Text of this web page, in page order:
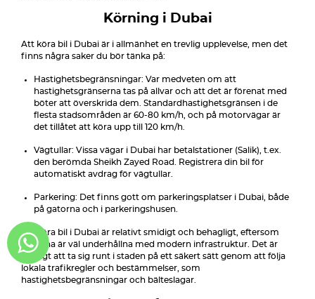
Körning i Dubai
Att köra bil i Dubai är i allmänhet en trevlig upplevelse, men det
finns några saker du bör tänka på:
Hastighetsbegränsningar: Var medveten om att
hastighetsgränserna tas på allvar och att det är förenat med
böter att överskrida dem. Standardhastighetsgränsen i de
flesta stadsområden är 60-80 km/h, och på motorvägar är
det tillåtet att köra upp till 120 km/h.
Vägtullar: Vissa vägar i Dubai har betalstationer (Salik), t.ex.
den berömda Sheikh Zayed Road. Registrera din bil för
automatiskt avdrag för vägtullar.
Parkering: Det finns gott om parkeringsplatser i Dubai, både
på gatorna och i parkeringshusen.
Att köra bil i Dubai är relativt smidigt och behagligt, eftersom
vägarna är väl underhållna med modern infrastruktur. Det är
möjligt att ta sig runt i staden på ett säkert sätt genom att följa
lokala trafikregler och bestämmelser, som
hastighetsbegränsningar och bälteslagar.